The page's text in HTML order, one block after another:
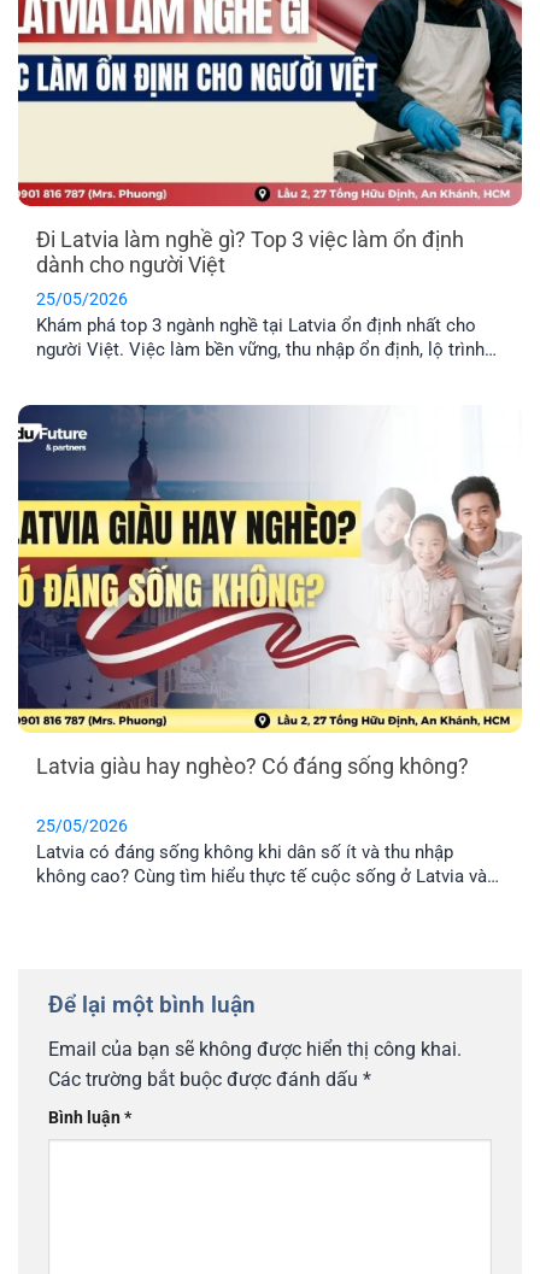
Đi Latvia làm nghề gì? Top 3 việc làm ổn định
dành cho người Việt
25/05/2026
Khám phá top 3 ngành nghề tại Latvia ổn định nhất cho
người Việt. Việc làm bền vững, thu nhập ổn định, lộ trình
Latvia giàu hay nghèo? Có đáng sống không?
25/05/2026
Latvia có đáng sống không khi dân số ít và thu nhập
không cao? Cùng tìm hiểu thực tế cuộc sống ở Latvia và
Để lại một bình luận
Email của bạn sẽ không được hiển thị công khai.
Các trường bắt buộc được đánh dấu *
Bình luận*